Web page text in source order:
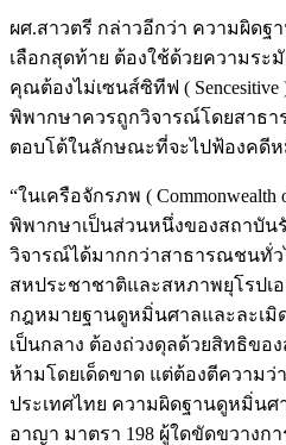
ผศ.สาวตรี กล่าวอีกว่า ความผิด
เลือกสุดท้าย ต้องใช้ด้วยความระมั
คุณต้องไม่เซนส์ซิทีฟ (
พิพากษาควรถูกวิจารณ์โดยสาธา
ตอบโต้ในลักษณะที่จะไปฟ้องคดี
“ในเครือจักรภพ ( Commonwealth
พิพากษาเป็นส่วนหนึ่งของสถาบัน
วิจารณ์ได้มากกว่าสาธารณชนทั่ว
สหประชาชาติและสหภาพยุโรปเ
กฎหมายฐานดูหมิ่นศาลและละเมิ
เป็นกลาง ต้องถ่วงดุลด้วยสิทธิข
ห้ามโดยเด็ดขาด แต่ต้องตีความ
ประเทศไทย ความผิดฐานดูหมิ่น
อาญา มาตรา 198 ผู้ใดขัดขวาง